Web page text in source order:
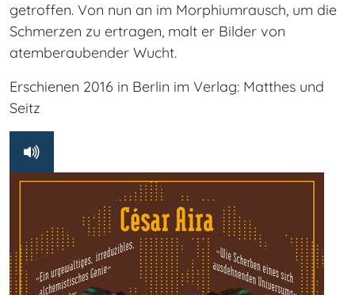
getroffen. Von nun an im Morphiumrausch, um die
Schmerzen zu ertragen, malt er Bilder von
atemberaubender Wucht.
Erschienen 2016 in Berlin im Verlag: Matthes und
Seitz